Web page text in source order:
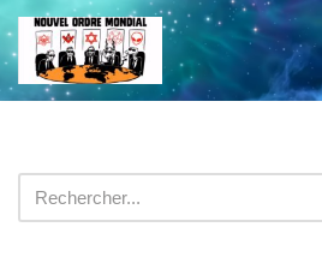
Aller
au